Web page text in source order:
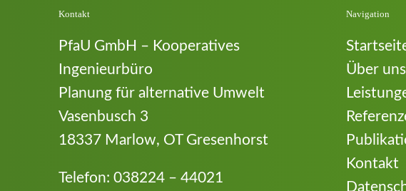
Kontakt
PfaU GmbH – Kooperatives
Ingenieurbüro
Planung für alternative Umwelt
Vasenbusch 3
18337 Marlow, OT Gresenhorst
Telefon:038224 – 44021
Navigation
Über uns
Kontakt